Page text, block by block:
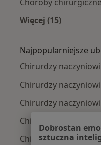
Więcej (15)
Najpopularniejsze
Chirurdzy
Chirurdzy
Chirurdzy
Chirurdzy naczyniowi
Chirurdzy naczyniowi
Dobrostan
sztuczna